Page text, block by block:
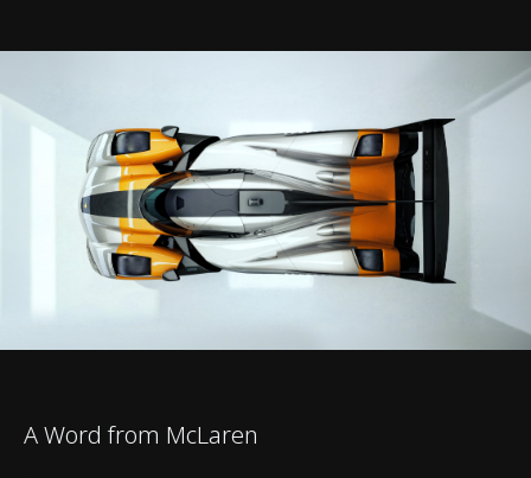
A Word from McLaren